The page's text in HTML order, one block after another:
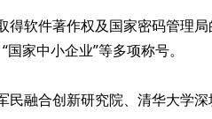
软件著作权及国家密码管理
家中小企业”等多项称号。
融合创新研究院、清华大学